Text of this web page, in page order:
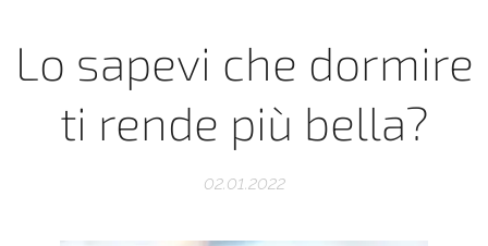
Lo sapevi che dormire
ti rende più bella?
02.01.2022